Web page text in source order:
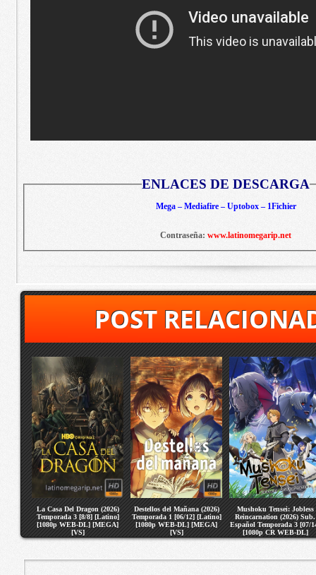
ENLACES DE DESCARGA
Mega – Mediafire – Uptobox – 1Fichier
Contraseña: www.latinomegarip.net
POST
La Casa Del Dragon (2026)
Temporada 3 [8/8] [Latino]
[1080p WEB-DL] [MEGA]
[VS]
Destellos del Mañana (2026)
Temporada 1 [06/12] [Latino]
[1080p WEB-DL] [MEGA]
[VS]
Mushoku Tensei: Jobless
Reincarnation (2026) Sub.
Español Temporada 3 [07/
[1080p CR WEB-DL]
[MEGA] [VS]